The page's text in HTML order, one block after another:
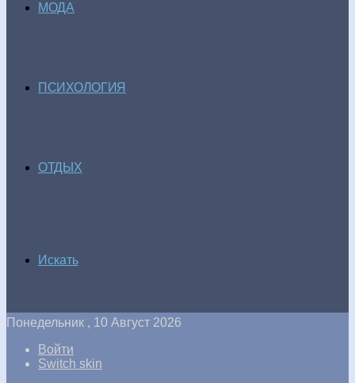
МОДА
ПСИХОЛОГИЯ
ОТДЫХ
Искать
Понедельник , 10 Август 2026
Войти
Switch skin